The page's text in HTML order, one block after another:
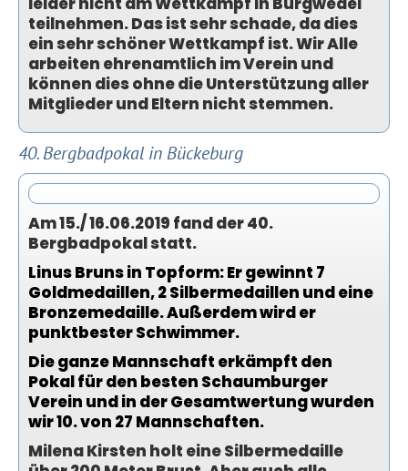
teilnehmen. Das ist sehr schade, da dies
ein sehr schöner Wettkampf ist. Wir Alle
arbeiten ehrenamtlich im Verein und
können dies ohne die Unterstützung aller
Mitglieder und Eltern nicht stemmen.
40. Bergbadpokal in Bückeburg
Am 15./ 16.06.2019 fand der 40.
Bergbadpokal statt.
Linus Bruns in Topform: Er gewinnt 7
Goldmedaillen, 2 Silbermedaillen und eine
Bronzemedaille. Außerdem wird er
punktbester Schwimmer.
Die ganze Mannschaft erkämpft den
Pokal für den besten Schaumburger
Verein und in der Gesamtwertung wurden
wir 10. von 27 Mannschaften.
Milena Kirsten holt eine Silbermedaille